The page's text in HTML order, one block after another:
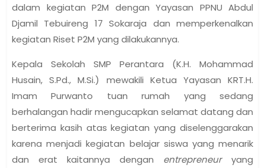
dalam kegiatan P2M dengan Yayasan PPNU Abdul
Djamil Tebuireng 17 Sokaraja dan memperkenalkan
kegiatan Riset P2M yang dilakukannya.
Kepala Sekolah SMP Perantara (K.H. Mohammad
Husain, S.Pd., M.Si.) mewakili Ketua Yayasan KRT.H.
Imam Purwanto tuan rumah yang sedang
berhalangan hadir mengucapkan selamat datang dan
berterima kasih atas kegiatan yang diselenggarakan
karena menjadi kegiatan belajar siswa yang menarik
dan erat kaitannya dengan entrepreneuryang